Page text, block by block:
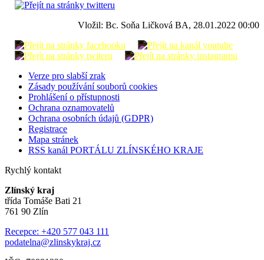
Vložil: Bc. Soňa Ličková BA, 28.01.2022 00:00
Verze pro slabší zrak
Zásady používání souborů cookies
Prohlášení o přístupnosti
Ochrana oznamovatelů
Ochrana osobních údajů (GDPR)
Registrace
Mapa stránek
RSS kanál PORTÁLU ZLÍNSKÉHO KRAJE
Rychlý kontakt
Zlínský kraj
třída Tomáše Bati 21
761 90 Zlín
Recepce: +420 577 043 111
podatelna@zlinskykraj.cz